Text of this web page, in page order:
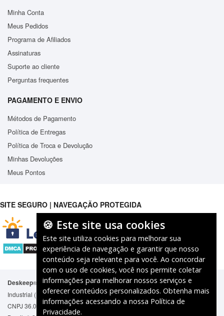
Minha Conta
Meus Pedidos
Programa de Afiliados
Assinaturas
Suporte ao cliente
Perguntas frequentes
PAGAMENTO E ENVIO
Métodos de Pagamento
Política de Entregas
Política de Troca e Devolução
Minhas Devoluções
Meus Pontos
SITE SEGURO | NAVEGAÇÃO PROTEGIDA
Deskeep®
É marca registrada junto ao Instituto Nacional de Propriedade
Industrial (INPI) identificado pelo processo No. 919977260
CNPJ 36.082.483/0001-68. Insc. Estadual No. 084.205.040. Vitória - ES,
🍪 Este site usa cookies
Este site utiliza cookies para melhorar sua
experiência de navegação e garantir que nosso
conteúdo seja relevante para você. Ao concordar
com o uso de cookies, você nos permite coletar
informações para melhorar nossos serviços e
oferecer conteúdos personalizados. Obtenha mais
informações acessando a nossa Política de
Privacidade.